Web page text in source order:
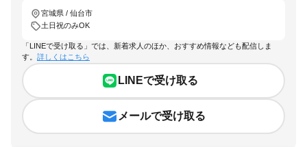
宮城県 / 仙台市
土日祝のみOK
「LINEで受け取る」では、新着求人のほか、おすすめ情報なども配信しま
す。 詳しくはこちら
LINEで受け取る
メールで受け取る